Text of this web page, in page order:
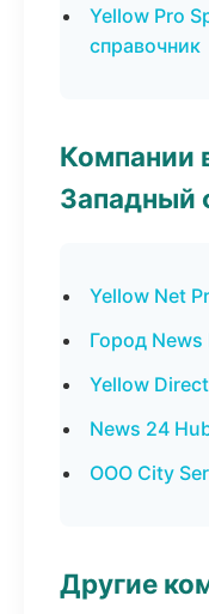
Yellow Pro
справочник
Компании
Западный
Yellow Net
Город
Yellow
News 24
ООО City
Другие